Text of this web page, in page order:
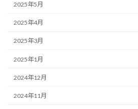
2025年5月
2025年4月
2025年3月
2025年1月
2024年12月
2024年11月